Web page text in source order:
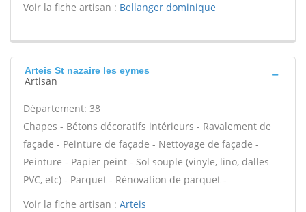
Voir la fiche artisan : Bellanger dominique
Arteis St nazaire les eymes
Artisan
Département: 38
Chapes - Bétons décoratifs intérieurs - Ravalement de
façade - Peinture de façade - Nettoyage de façade -
Peinture - Papier peint - Sol souple (vinyle, lino, dalles
PVC, etc) - Parquet - Rénovation de parquet -
Voir la fiche artisan : Arteis